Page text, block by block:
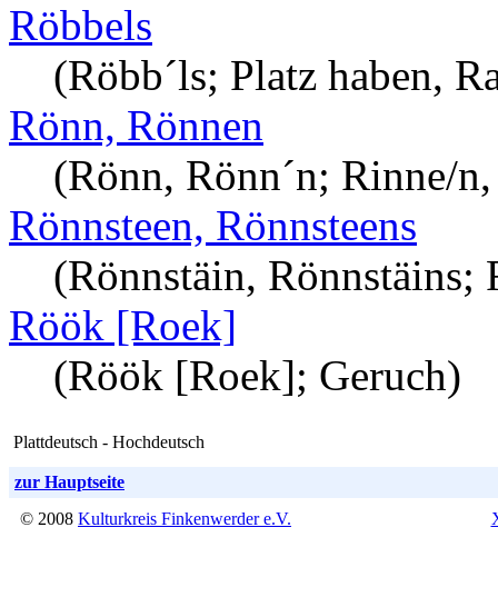
Röbbels
(Röbb´ls; Platz haben,
Rönn, Rönnen
(Rönn, Rönn´n; Rinne/
Rönnsteen, Rönnsteens
(Rönnstäin, Rönnstäins;
Röök [Roek]
(Röök [Roek]; Geruch)
Plattdeutsch - Hochdeutsch
zur Hauptseite
© 2008 Kulturkreis Finkenwerder e.V.